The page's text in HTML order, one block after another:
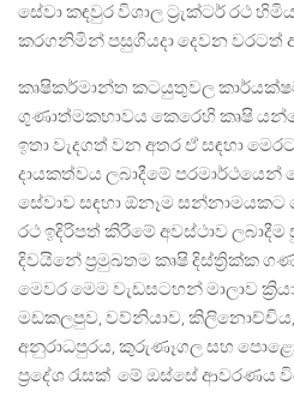
සේවා කඳවුර විශාල ට්‍රැක්ටර් රථ
කරගනිමින් පසුගියදා දෙවන වරටත්
කෘෂිකර්මාන්ත කටයුතුවල
ගුණාත්මකභාවය කෙරෙහි කෘෂි
ඉතා වැදගත් වන අතර ඒ සඳහා
දායකත්වය ලබාදීමේ
සේවාව සඳහා ඕනෑම සන්නාමයකට
රථ ඉදිරිපත් කිරීමේ අවස්ථාව
දිවයිනේ ප්‍රමුඛතම කෘෂි දිස්ත්‍රික්ක
මෙවර මෙම වැඩසටහන් මාලාව
මඩකලපුව, වව්නියාව, කිලිනොච්චිය,
අනුරාධපුරය, කුරුණෑගල සහ
ප්‍රදේශ රැසක් මේ ඔස්සේ ආවරණය